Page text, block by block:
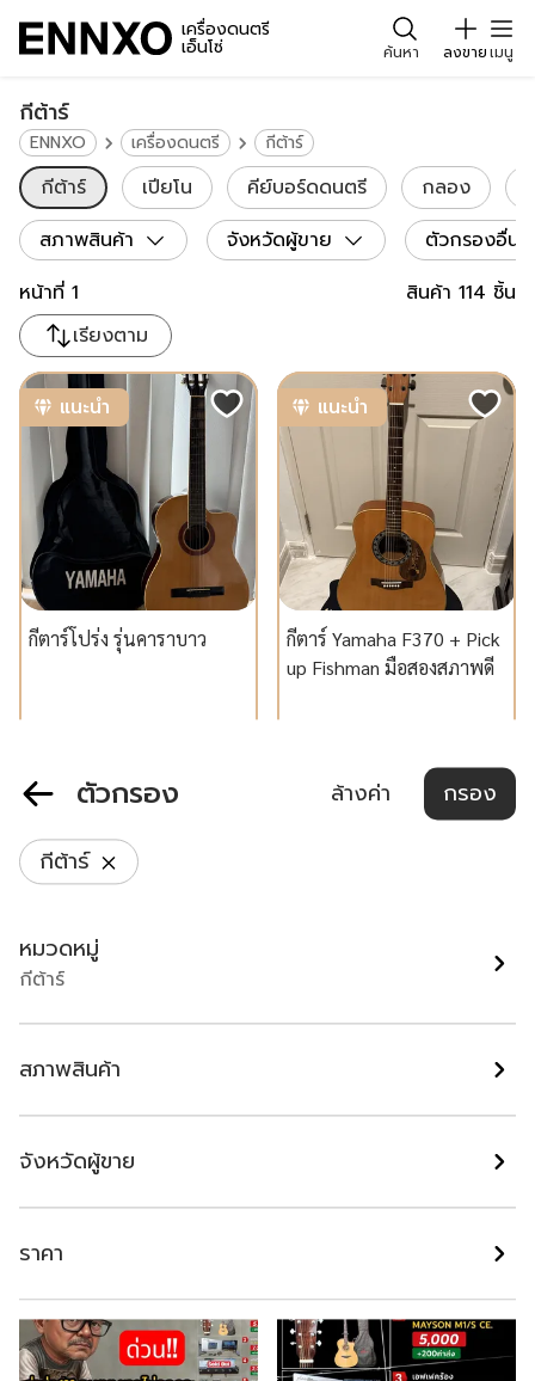
เครื่องดนตรี
เอ็นโซ่ ค้นหา ลงขายเมนู
กีต้าร์
ENNXO เครื่องดนตรี กีต้าร์
แนะนำ
กีตาร์โปร่ง รุ่นคาราบาว
แนะนำ
กีตาร์ Yamaha F370 + Pick
up Fishman มือสองสภาพดี
แนะนำ
กีตาร์โปร่งไฟฟ้า Future (รุ่น
FAG-007 EQ)
เชียงใหม่
฿ 3,800 ฿ 1,100
กีต้าร์ เปียโน คีย์บอร์ดดนตรี กลอง
หน้าที่ 1 สินค้า 114 ชิ้น
เรียงตาม
สภาพสินค้า จังหวัดผู้ขาย ตัวกรองอื่น
ตัวกรอง ล้างค่า กรอง
กีต้าร์
หมวดหมู่
กีต้าร์
สภาพสินค้า
จังหวัดผู้ขาย
ราคา